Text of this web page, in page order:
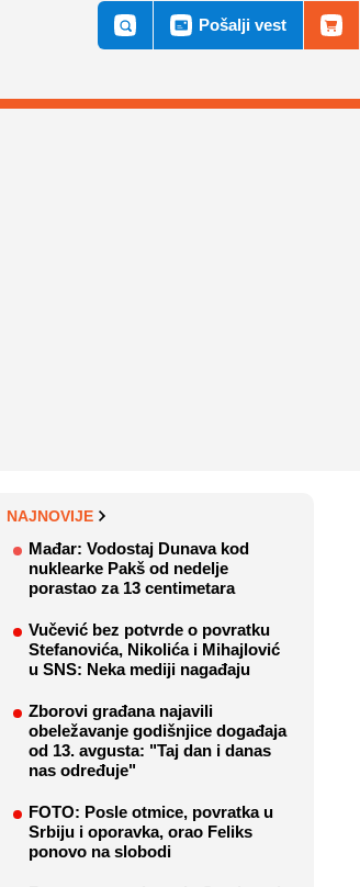
Pošalji vest
NAJNOVIJE
Mađar: Vodostaj Dunava kod
nuklearke Pakš od nedelje
porastao za 13 centimetara
Vučević bez potvrde o povratku
Stefanovića, Nikolića i Mihajlović
u SNS: Neka mediji nagađaju
Zborovi građana najavili
obeležavanje godišnjice događaja
od 13. avgusta: "Taj dan i danas
nas određuje"
FOTO: Posle otmice, povratka u
Srbiju i oporavka, orao Feliks
ponovo na slobodi